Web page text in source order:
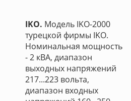
IKO. Модель IKO-2000
турецкой фирмы IKO.
Номинальная мощность
- 2 кВА, диапазон
выходных напряжений
217...223 вольта,
диапазон входных